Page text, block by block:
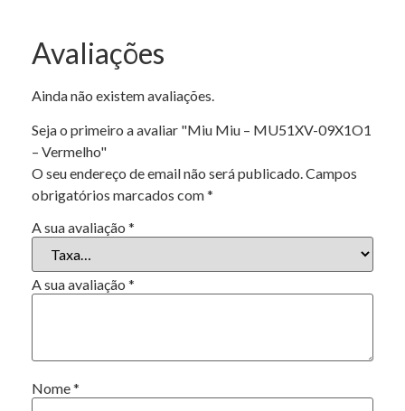
Avaliações
Ainda não existem avaliações.
Seja o primeiro a avaliar "Miu Miu – MU51XV-09X1O1
– Vermelho"
O seu endereço de email não será publicado.Campos
obrigatórios marcados com*
A sua avaliação *
A sua avaliação *
Nome*